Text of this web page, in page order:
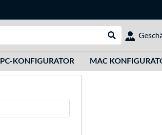
Suche
PC-KONFIGURATOR MAC